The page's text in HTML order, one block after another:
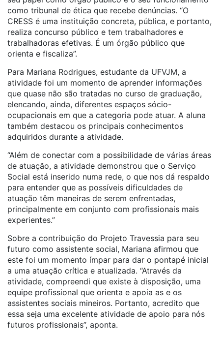
como tribunal de ética que recebe denúncias. “O
CRESS é uma instituição concreta, pública, e portanto,
realiza concurso público e tem trabalhadores e
trabalhadoras efetivas. É um órgão público que
orienta e fiscaliza”.
Para Mariana Rodrigues, estudante da UFVJM, a
atividade foi um momento de aprender informações
que quase não são tratadas no curso de graduação,
elencando, ainda, diferentes espaços sócio-
ocupacionais em que a categoria pode atuar. A aluna
também destacou os principais conhecimentos
adquiridos durante a atividade.
“Além de conectar com a possibilidade de várias áreas
de atuação, a atividade demonstrou que o Serviço
Social está inserido numa rede, o que nos dá respaldo
para entender que as possíveis dificuldades de
atuação têm maneiras de serem enfrentadas,
principalmente em conjunto com profissionais mais
experientes.”
Sobre a contribuição do Projeto Travessia para seu
futuro como assistente social, Mariana afirmou que
este foi um momento ímpar para dar o pontapé inicial
a uma atuação crítica e atualizada. “Através da
atividade, compreendi que existe à disposição, uma
equipe profissional que orienta e apoia as e os
assistentes sociais mineiros. Portanto, acredito que
essa seja uma excelente atividade de apoio para nós
futuros profissionais”, aponta.